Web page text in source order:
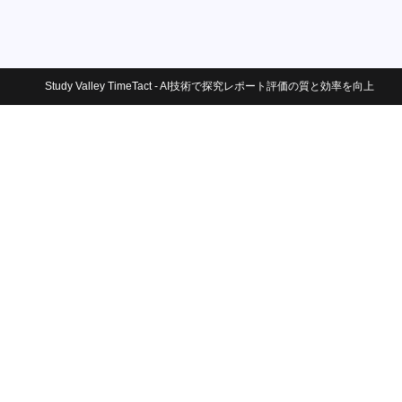
Study Valley TimeTact - AI技術で探究レポート評価の質と効率を向上